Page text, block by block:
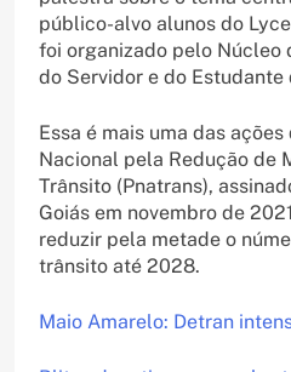
público-alvo alunos do
foi organizado pelo Núcleo
do Servidor e do Estudante
Essa é mais uma das
Nacional pela Redução de
Trânsito (Pnatrans),
Goiás em novembro de
reduzir pela metade o
trânsito até 2028.
Maio Amarelo: Detran